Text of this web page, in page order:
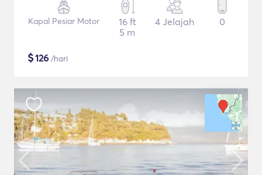
Kapal Pesiar Motor
16 ft
5 m
4 Jelajah 0
$126 /hari